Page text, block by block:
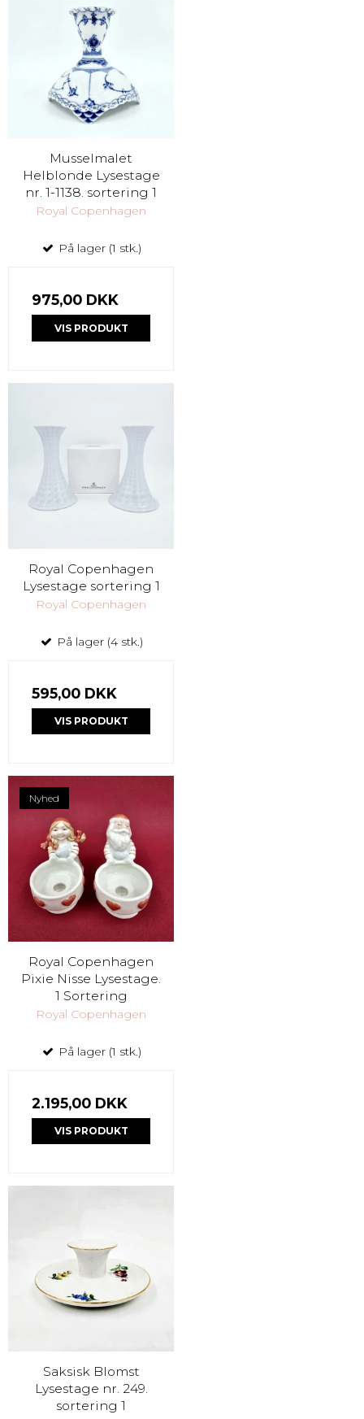
Musselmalet
Helblonde Lysestage
nr. 1-1138. sortering 1
Royal Copenhagen
På lager (1 stk.)
975,00 DKK
VIS PRODUKT
Royal Copenhagen
Lysestage sortering 1
Royal Copenhagen
På lager (4 stk.)
595,00 DKK
VIS PRODUKT
Nyhed
Royal Copenhagen
Pixie Nisse Lysestage.
1 Sortering
Royal Copenhagen
På lager (1 stk.)
2.195,00 DKK
VIS PRODUKT
Saksisk Blomst
Lysestage nr. 249.
sortering 1